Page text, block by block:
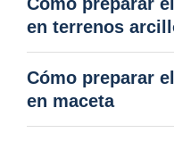
en terrenos
Cómo preparar
en maceta